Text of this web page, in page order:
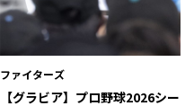
ファイターズ
【グラビア】プロ野球2026シー